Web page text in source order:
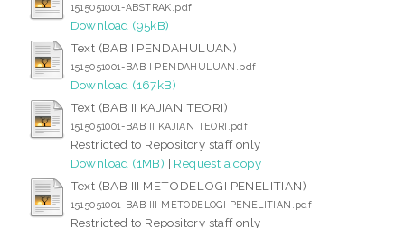
1515051001-ABSTRAK.pdf
Download (95kB)
Text (BAB I PENDAHULUAN)
1515051001-BAB I PENDAHULUAN.pdf
Download (167kB)
Text (BAB II KAJIAN TEORI)
1515051001-BAB II KAJIAN TEORI.pdf
Restricted to Repository staff only
Download (1MB) | Request a copy
Text (BAB III METODELOGI PENELITIAN)
1515051001-BAB III METODELOGI PENELITIAN.pdf
Restricted to Repository staff only